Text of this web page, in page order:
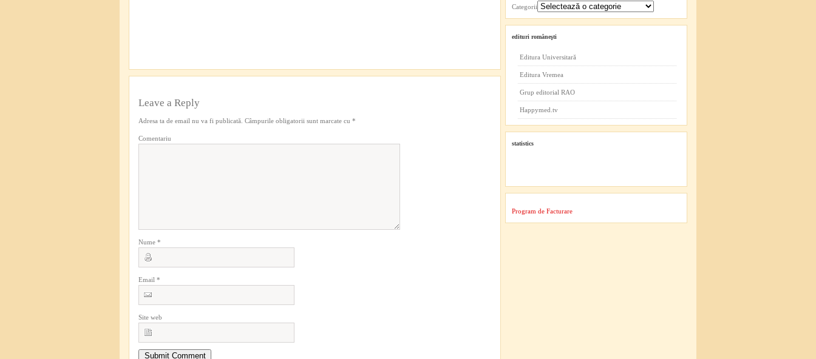
Leave a Reply
Adresa ta de email nu va fi publicată. Câmpurile obligatorii sunt marcate cu *
Comentariu
Nume *
Email *
Site web
Categorii
edituri româneşti
Editura Universitară
Editura Vremea
Grup editorial RAO
Happymed.tv
statistics
Program de Facturare